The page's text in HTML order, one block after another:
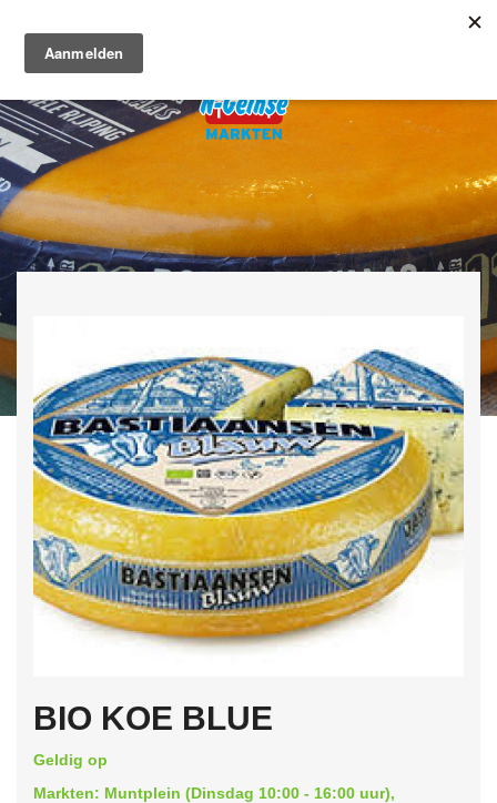
BIO KOE BLUE
Geldig op
Markten: Muntplein (Dinsdag 10:00 - 16:00 uur),